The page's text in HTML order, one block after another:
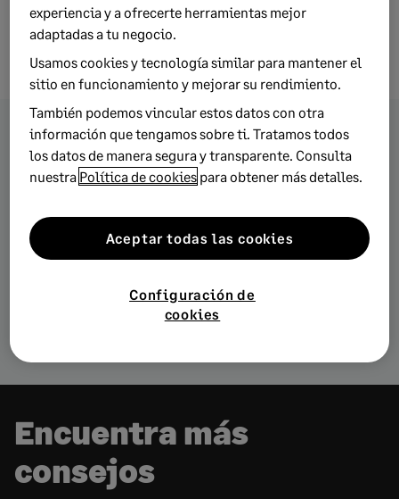
Encuentra más artículos
sobre estas temáticas
Facturación Redes sociales
Encuentra más
consejos
experiencia y a ofrecerte herramientas mejor
adaptadas a tu negocio.
Usamos cookies y tecnología similar para mantener el
sitio en funcionamiento y mejorar su rendimiento.
También podemos vincular estos datos con otra
información que tengamos sobre ti. Tratamos todos
los datos de manera segura y transparente. Consulta
nuestra Política de cookies para obtener más detalles.
Configuración de
cookies
Aceptar todas las cookies